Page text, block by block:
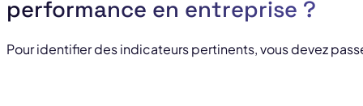
performance en entreprise ?
Pour identifier des indicateurs pertinents, vous devez